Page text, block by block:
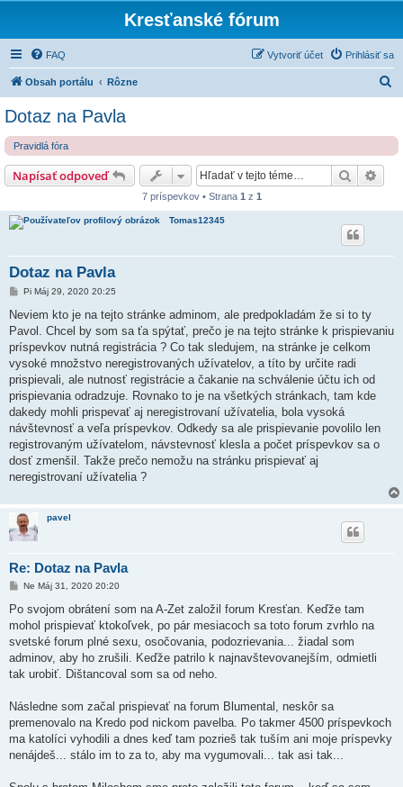
Kresťanské fórum
FAQ Prihlásiť sa
Vytvoriť účet
Obsah portálu Rôzne
Dotaz na Pavla
Pravidlá fóra
Napísať odpoveď Hľadať
7 príspevkov • Strana 1 z 1
Tomas12345
Dotaz na Pavla
P
í
p
e
o
k
Pi Máj 29, 2020 20:25
Neviem kto je na tejto stránke adminom, ale predpokladám že si to ty
Pavol. Chcel by som sa ťa spýtať, prečo je na tejto stránke k prispievaniu
príspevkov nutná registrácia ? Co tak sledujem, na stránke je celkom
vysoké množstvo neregistrovaných užívatelov, a títo by určite radi
prispievali, ale nutnosť registrácie a čakanie na schválenie účtu ich od
prispievania odradzuje. Rovnako to je na všetkých stránkach, tam kde
dakedy mohli prispevať aj neregistrovaní užívatelia, bola vysoká
návštevnosť a veľa príspevkov. Odkedy sa ale prispievanie povolilo len
registrovaným užívatelom, návstevnosť klesla a počet príspevkov sa o
dosť zmenšil. Takže prečo nemožu na stránku prispievať aj
neregistrovaní užívatelia ?
pavel
Re: Dotaz na Pavla
P
í
p
e
o
k
Ne Máj 31, 2020 20:20
Po svojom obrátení som na A-Zet založil forum Kresťan. Keďže tam
mohol prispievať ktokoľvek, po pár mesiacoch sa toto forum zvrhlo na
svetské forum plné sexu, osočovania, podozrievania... žiadal som
adminov, aby ho zrušili. Keďže patrilo k najnavštevovanejším, odmietli
tak urobiť. Dištancoval som sa od neho.
Následne som začal prispievať na forum Blumental, neskôr sa
premenovalo na Kredo pod nickom pavelba. Po takmer 4500 príspevkoch
ma katolíci vyhodili a dnes keď tam pozrieš tak tuším ani moje príspevky
nenájdeš... stálo im to za to, aby ma vygumovali... tak asi tak...